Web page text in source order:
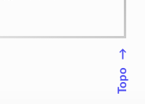
↑
Topo